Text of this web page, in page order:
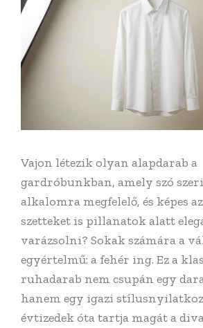
Vajon létezik olyan alapdarab a
gardróbunkban, amely szó
alkalomra megfelelő, és képes
szetteket is pillanatok alatt
varázsolni? Sokak számára a
egyértelmű: a fehér ing. Ez a
ruhadarab nem csupán egy
hanem egy igazi
évtizedek óta tartja magát a